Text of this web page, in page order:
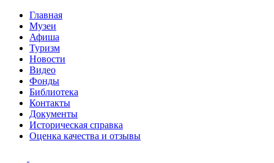
Главная
Музеи
Афиша
Туризм
Новости
Видео
Фонды
Библиотека
Контакты
Документы
Историческая справка
Оценка качества и отзывы